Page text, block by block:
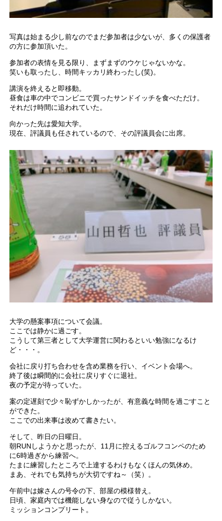
写真は始まる少し前なのでまだ参加者は少ないが、多くの保護者
の方に参加頂いた。
参加者の表情を見る限り、まずまずのウケじゃないかな。
笑いも取ったし、時間キッカリ終わったし(笑)。
講演を終えると即移動。
昼食は車の中でコンビニで買ったサンドイッチを食べただけ。
それだけ時間に追われていた。
向かった先は愛知大学。
現在、評議員も任されているので、その評議員会に出席。
大学の懸案事項について会議。
ここでは静かに過ごす。
こうして第三者として大学運営に関わるといい勉強になるけ
ど・・・。
会社に戻り打ち合わせを含め業務を行い、イベント会場へ。
終了後は瞬間的に会社に戻りすぐに退社。
夜の予定が待っていた。
案の定遅刻で少々恥ずかしかったが、有意義な時間を過ごすこと
ができた。
ここでの出来事は改めて書きたい。
そして、昨日の日曜日。
朝RUNしようかと思ったが、11月に控えるゴルフコンペのため
に6時過ぎから練習へ。
たまに練習したところで上達するわけもなくほんの気休め。
まあ、それでも気持ちが大切ですね～（笑）。
午前中は嫁さんの号令の下、部屋の模様替え。
日頃、家庭内では機能しない身なので従うしかない。
ミッションコンプリート。